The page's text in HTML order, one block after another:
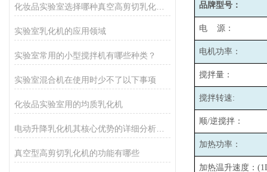
实验室乳化机的应用领域
实验室常用的小型搅拌机有哪些种类？
实验室混合机在使用时少不了以下事项
化妆品实验室用的均质乳化机
真空型高剪切乳化机的功能有哪些
品牌型号：
电 源：
电机功率：
搅拌量：
搅拌转速:
顺/逆搅拌：
加热功率：
加热温升速度：